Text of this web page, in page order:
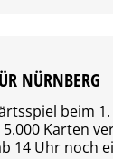
NÜRNBERG
beim
Karten
14 Uhr noch